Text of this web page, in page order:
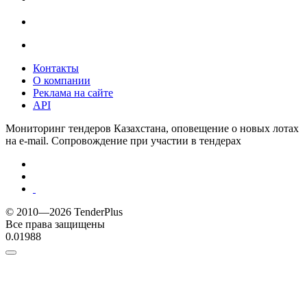
Контакты
О компании
Реклама на сайте
API
Мониторинг тендеров Казахстана, оповещение о новых лотах
на e-mail. Сопровождение при участии в тендерах
© 2010—2026 TenderPlus
Все права защищены
0.01988